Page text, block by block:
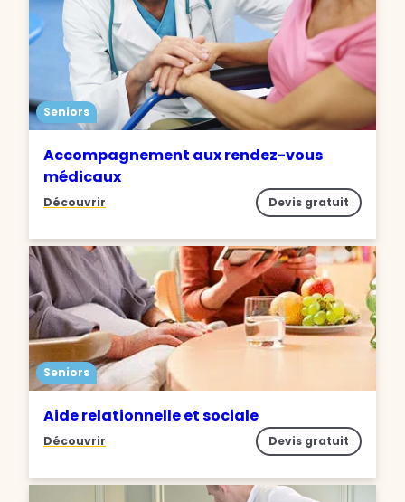
Seniors
Accompagnement aux rendez-vous
médicaux
Découvrir Devis gratuit
Seniors
Aide relationnelle et sociale
Découvrir Devis gratuit